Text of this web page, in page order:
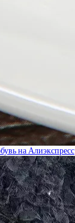
на Алиэкспресс